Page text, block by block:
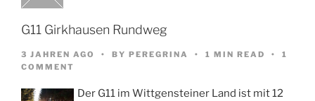
G11 Girkhausen Rundweg
3 JAHREN AGO BY PEREGRINA 1 MIN READ
1
COMMENT
Der G11 im Wittgensteiner Land ist mit 12